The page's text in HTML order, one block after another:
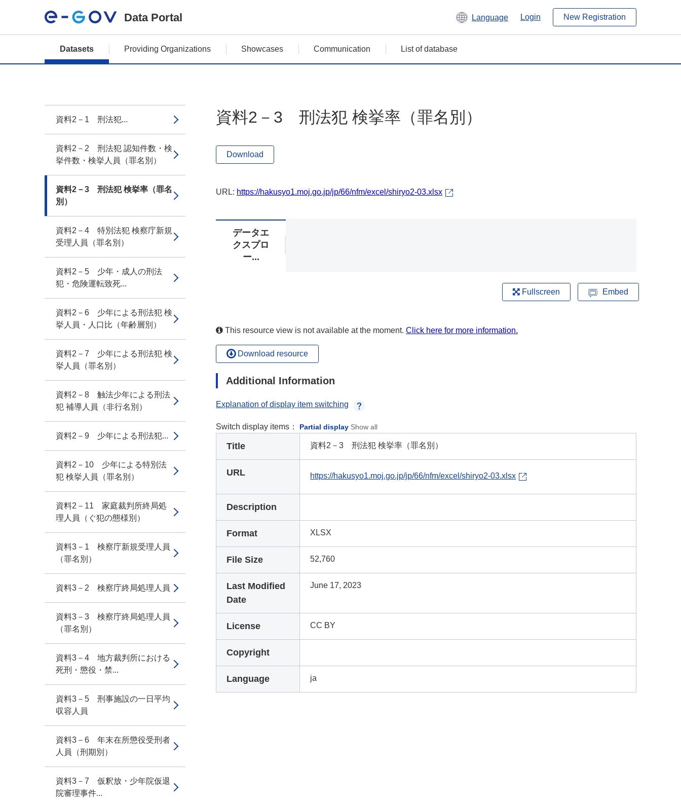
Data Portal Language Login New Registration
Datasets Providing Organizations Showcases Communication List of database
資料2－1 刑法犯...
資料2－2 刑法犯 認知件数・検
挙件数・検挙人員（罪名別）
資料2－3 刑法犯 検挙率（罪名
別）
資料2－4 特別法犯 検察庁新規
受理人員（罪名別）
資料2－5 少年・成人の刑法
犯・危険運転致死...
資料2－6 少年による刑法犯 検
挙人員・人口比（年齢層別）
資料2－7 少年による刑法犯 検
挙人員（罪名別）
資料2－8 触法少年による刑法
犯 補導人員（非行名別）
資料2－9 少年による刑法犯...
資料2－10 少年による特別法
犯 検挙人員（罪名別）
資料2－11 家庭裁判所終局処
理人員（ぐ犯の態様別）
資料3－1 検察庁新規受理人員
（罪名別）
資料3－2 検察庁終局処理人員
資料3－3 検察庁終局処理人員
（罪名別）
資料3－4 地方裁判所における
死刑・懲役・禁...
資料3－5 刑事施設の一日平均
収容人員
資料3－6 年末在所懲役受刑者
人員（刑期別）
資料3－7 仮釈放・少年院仮退
院審理事件...
資料2－3 刑法犯 検挙率（罪名別）
Download
URL: https://hakusyo1.moj.go.jp/jp/66/nfm/excel/shiryo2-03.xlsx
データエ
クスプロ
ー...
Fullscreen Embed
This resource view is not available at the moment. Click here for more information.
Download resource
Additional Information
Explanation of display item switching
Switch display items： Partial display Show all
Title 資料2－3 刑法犯 検挙率（罪名別）
URL https://hakusyo1.moj.go.jp/jp/66/nfm/excel/shiryo2-03.xlsx
Description
Format XLSX
File Size 52,760
Last Modified
Date
June 17, 2023
License CC BY
Copyright
Language ja